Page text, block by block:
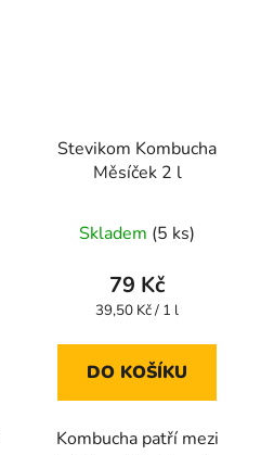
Stevikom Kombucha
Měsíček 2 l
hodnocení
produktu
je
z
Skladem (5 ks)
79 Kč
Měrná
39,50 Kč / 1 l
DO KOŠÍKU
Kombucha patří mezi